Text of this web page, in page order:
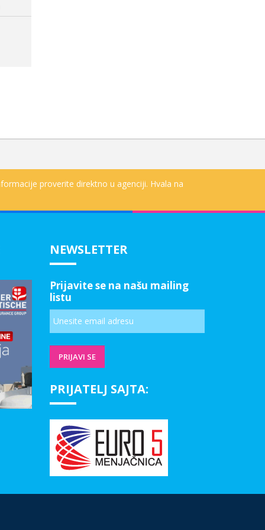
proverite direktno u agenciji. Hvala na
NEWSLETTER
Prijavite se na našu mailing
listu
PRIJATELJ SAJTA: